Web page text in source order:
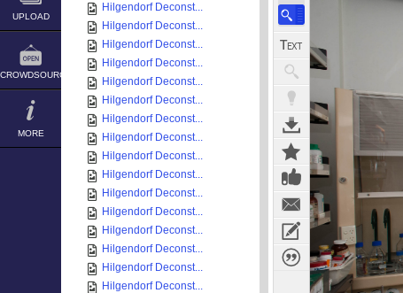
UPLOAD
CROWDSOURCE
MORE
Hilgendorf Deconst...
Hilgendorf Deconst...
Hilgendorf Deconst...
Hilgendorf Deconst...
Hilgendorf Deconst...
Hilgendorf Deconst...
Hilgendorf Deconst...
Hilgendorf Deconst...
Hilgendorf Deconst...
Hilgendorf Deconst...
Hilgendorf Deconst...
Hilgendorf Deconst...
Hilgendorf Deconst...
Hilgendorf Deconst...
Hilgendorf Deconst...
Hilgendorf Deconst...